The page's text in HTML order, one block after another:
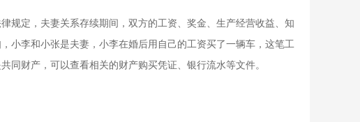
规定，夫妻关系存续期间，双方的工资、奖金、生产经营收益、知
小李和小张是夫妻，小李在婚后用自己的工资买了一辆车，这笔工
财产，可以查看相关的财产购买凭证、银行流水等文件。